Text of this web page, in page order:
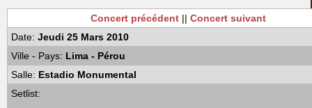
Concert précédent || Concert suivant
Date: Jeudi 25 Mars 2010
Ville - Pays: Lima - Pérou
Salle: Estadio Monumental
Setlist: